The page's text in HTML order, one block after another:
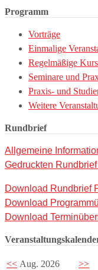
Programm
Vorträge
Einmalige
Regelmäßige
Seminare und
Praxis- und
Weitere
Rundbrief
Allgemeine
Gedruckten
Download Rundbrief
Download
Download
<< Aug. 2026 >>